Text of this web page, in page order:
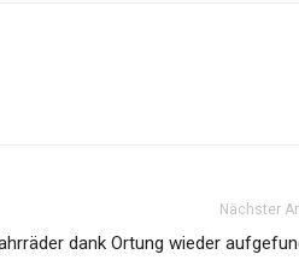
Nächster
dank Ortung wieder